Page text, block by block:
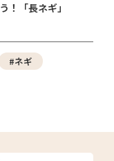
！「長ネギ」
#ネギ